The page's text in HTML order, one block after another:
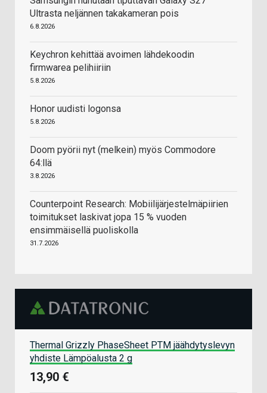
Ultrasta neljännen takakameran pois
6.8.2026
Keychron kehittää avoimen lähdekoodin
firmwarea pelihiiriin
5.8.2026
Honor uudisti logonsa
5.8.2026
Doom pyörii nyt (melkein) myös Commodore
64:llä
3.8.2026
Counterpoint Research: Mobiilijärjestelmäpiirien
toimitukset laskivat jopa 15 % vuoden
ensimmäisellä puoliskolla
31.7.2026
Thermal Grizzly PhaseSheet PTM jäähdytyslevyn
yhdiste Lämpöalusta 2 g
13,90 €